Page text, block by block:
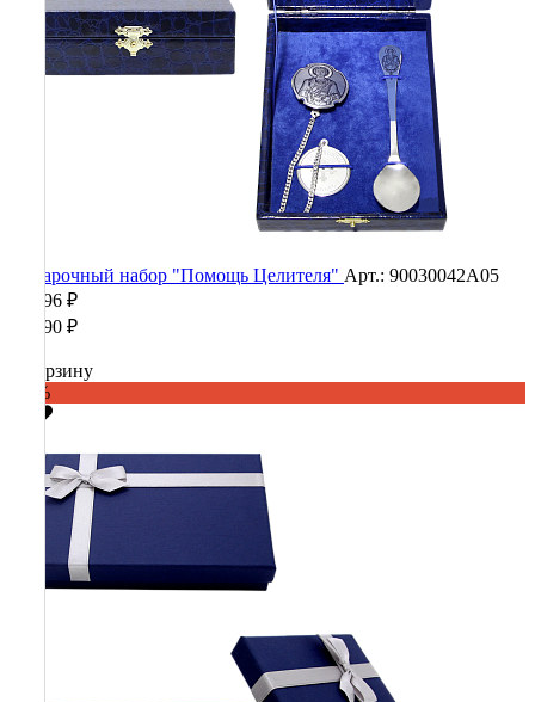
Подарочный набор "Помощь Целителя" Арт.: 90030042А05
22 196 ₽
55 490 ₽
В корзину
-60%